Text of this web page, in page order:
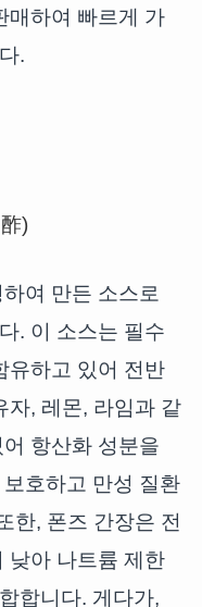
매하여 빠르게 가
.
여 만든 소스로
. 이 소스는 필수
유하고 있어 전반
자, 레몬, 라임과 같
항산화 성분을
호하고 만성 질환
한, 폰즈 간장은 전
낮아 나트륨 제한
합니다. 게다가,